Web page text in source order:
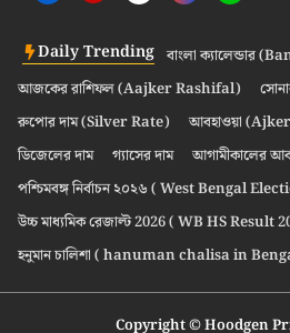
Daily Trending বাংলা ক্যালেন্ডার
আজকের রাশিফল (Aajker Rashifal)
রুপোর দাম (Silver Rate)
আবহাওয়া
ডিজেলের দাম
গ্যাসের দাম
আগামীকালের
পশ্চিমবঙ্গ নির্বাচন ২০২৬ ( West Bengal
উচ্চ মাধ্যমিক রেজাল্ট 2026 ( WB HS Result
হনুমান চালিশা ( hanuman chalisa in
Copyright © Hoodgen